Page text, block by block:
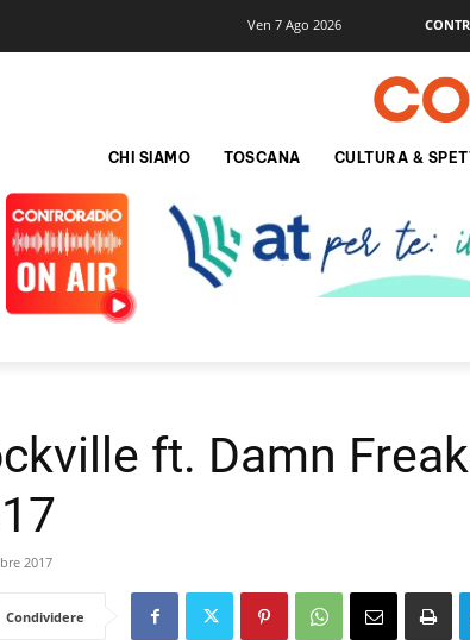
Ven 7 Ago 2026
CHI SIAMO TOSCANA CULTURA &
ft. Damn
2017
Condividere